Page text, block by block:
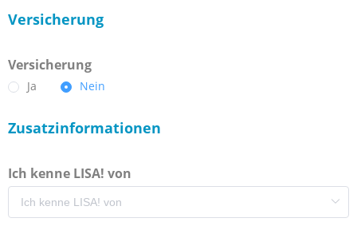
Versicherung
Versicherung
Ja Nein
Zusatzinformationen
Ich kenne LISA! von